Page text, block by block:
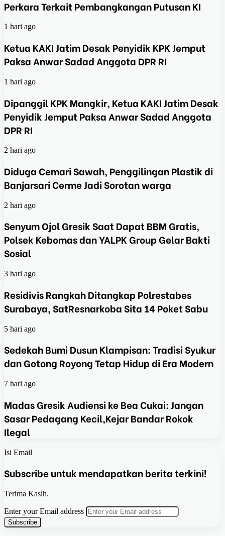
Perkara Terkait Pembangkangan Putusan KI
1 hari ago
Ketua KAKI Jatim Desak Penyidik KPK Jemput
Paksa Anwar Sadad Anggota DPR RI
1 hari ago
Dipanggil KPK Mangkir, Ketua KAKI Jatim Desak
Penyidik Jemput Paksa Anwar Sadad Anggota
DPR RI
2 hari ago
Diduga Cemari Sawah, Penggilingan Plastik di
Banjarsari Cerme Jadi Sorotan warga
2 hari ago
Senyum Ojol Gresik Saat Dapat BBM Gratis,
Polsek Kebomas dan YALPK Group Gelar Bakti
Sosial
3 hari ago
Residivis Rangkah Ditangkap Polrestabes
Surabaya, SatResnarkoba Sita 14 Poket Sabu
5 hari ago
Sedekah Bumi Dusun Klampisan: Tradisi Syukur
dan Gotong Royong Tetap Hidup di Era Modern
7 hari ago
Madas Gresik Audiensi ke Bea Cukai: Jangan
Sasar Pedagang Kecil,Kejar Bandar Rokok
Ilegal
Isi Email
Subscribe untuk mendapatkan berita terkini!
Terima Kasih.
Enter your Email address